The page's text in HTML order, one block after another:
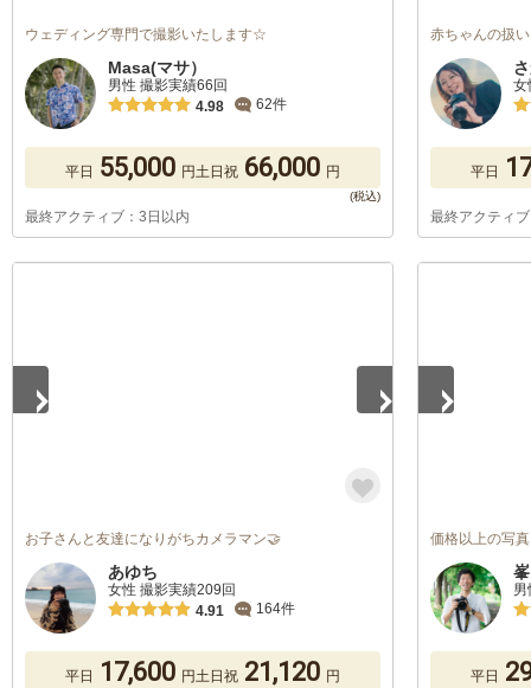
ウェディング専門で撮影いたします☆
Masa(マサ）
男性 撮影実績66回
4.98
62件
平日 55,000 円土日祝 66,000 円
最終アクティブ：3日以内
赤ちゃんの扱
女
平日
最終アクティ
お子さんと友達になりがちカメラマン🤝
あゆち
女性 撮影実績209回
4.91
164件
平日 17,600 円土日祝 21,120 円
価格以上の写
平日